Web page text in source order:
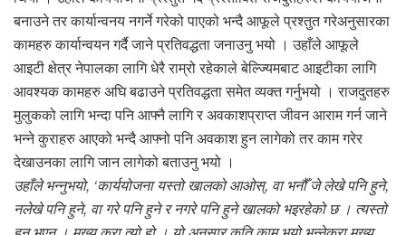
बनाउने तर कार्यान्वनय नगर्ने गरेको पाएको भन्दै आफूले प्रश्तुत गरेअनुसारका
कामहरु कार्यान्वयन गर्दै जाने प्रतिवद्धता जनाउनु भयो । उहाँले आफूले
आइटी क्षेत्र नेपालका लागि धेरै राम्रो रहेकाले बेल्ज्यिमबाट आइटीका लागि
आवश्यक कामहरु अघि बढाउने प्रतिवद्धता समेत व्यक्त गर्नुभयो । राजदुतहरु
मुलुकको लागि भन्दा पनि आफ्नै लागि र अवकाशप्राप्त जीवन आराम गर्न जाने
भन्ने कुराहरु आएको भन्दै आफ्नो पनि अवकाश हुन लागेको तर काम गरेर
देखाउनका लागि जान लागेको बताउनु भयो ।
उहाँले भन्नुभयो, ‘कार्ययोजना यस्तो खालको आओस्, वा भनौँ जे लेखे पनि हुने,
नलेखे पनि हुने, वा गरे पनि हुने र नगरे पनि हुने खालको भइरहेको छ । त्यस्तो